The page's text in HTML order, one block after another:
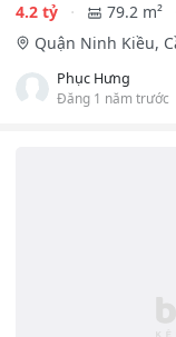
4.2 tỷ
79.2 m²
Quận Ninh Kiều,
Phục Hưng
Đăng 1 năm trước